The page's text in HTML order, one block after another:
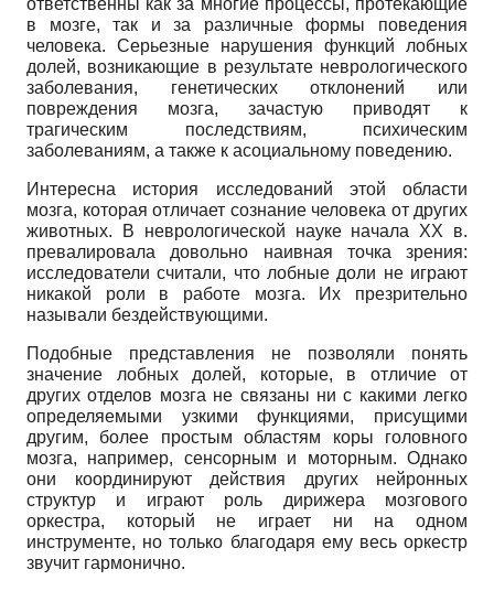
ответственны как за многие процессы, протекающие
в мозге, так и за различные формы поведения
человека. Серьезные нарушения функций лобных
долей, возникающие в результате неврологического
заболевания, генетических отклонений или
повреждения мозга, зачастую приводят к
трагическим последствиям, психическим
заболеваниям, а также к асоциальному поведению.
Интересна история исследований этой области
мозга, которая отличает сознание человека от других
животных. В неврологической науке начала XX в.
превалировала довольно наивная точка зрения:
исследователи считали, что лобные доли не играют
никакой роли в работе мозга. Их презрительно
называли бездействующими.
Подобные представления не позволяли понять
значение лобных долей, которые, в отличие от
других отделов мозга не связаны ни с какими легко
определяемыми узкими функциями, присущими
другим, более простым областям коры головного
мозга, например, сенсорным и моторным. Однако
они координируют действия других нейронных
структур и играют роль дирижера мозгового
оркестра, который не играет ни на одном
инструменте, но только благодаря ему весь оркестр
звучит гармонично.